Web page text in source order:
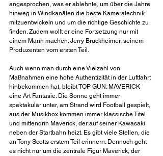
angesprochen, was er ablehnte, um über die Jahre
hinweg in Windkanälen die beste Kameratechnik
mitzuentwickeln und um die richtige Geschichte zu
finden. Zudem wollt er eine Fortsetzung nur mit
einem Mann machen: Jerry Bruckheimer, seinem
Produzenten vom ersten Teil.
Auch wenn man durch eine Vielzahl von
Maßnahmen eine hohe Authentizität in der Luftfahrt
hinbekommen hat, bleibt TOP GUN: MAVERICK
eine Art Fantasie. Die Sonne geht immer
spektakulär unter, am Strand wird Football gespielt,
aus der Musikbox kommen immer klassische Titel
und mittendrin Maverick, der auf seiner Kawasaki
neben der Startbahn heizt. Es gibt viele Stellen, die
an Tony Scotts erstem Teil erinnern. Dennoch geht
es nicht nur um die zentrale Figur Maverick, der